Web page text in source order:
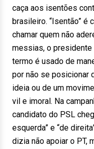
caça aos isentões
brasileiro. “Isentão” é
chamar quem não
messias, o presidente
termo é usado de
por não se posicionar
ideia ou de um
vil e imoral. Na
candidato do PSL
esquerda” e “de
dizia não apoiar o PT,